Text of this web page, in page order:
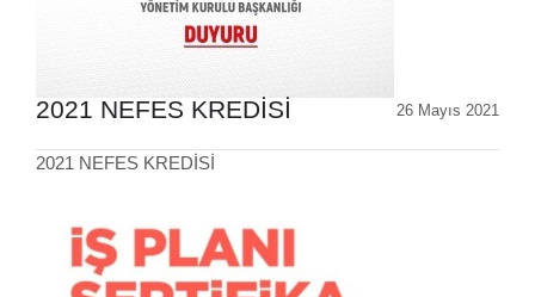
26 Mayıs 2021
2021 NEFES KREDİSİ
2021 NEFES KREDİSİ